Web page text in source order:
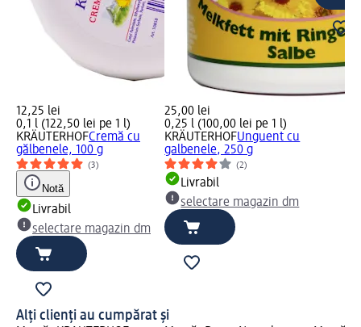
12,25 lei
0,1 l (122,50 lei pe 1 l)
KRÄUTERHOFCremă cu
gălbenele, 100 g
(3)
Notă
Livrabil
selectare magazin dm
25,00 lei
0,25 l (100,00 lei pe 1 l)
KRÄUTERHOFUnguent cu
galbenele, 250 g
(2)
Livrabil
selectare magazin dm
Alți clienți au cumpărat și